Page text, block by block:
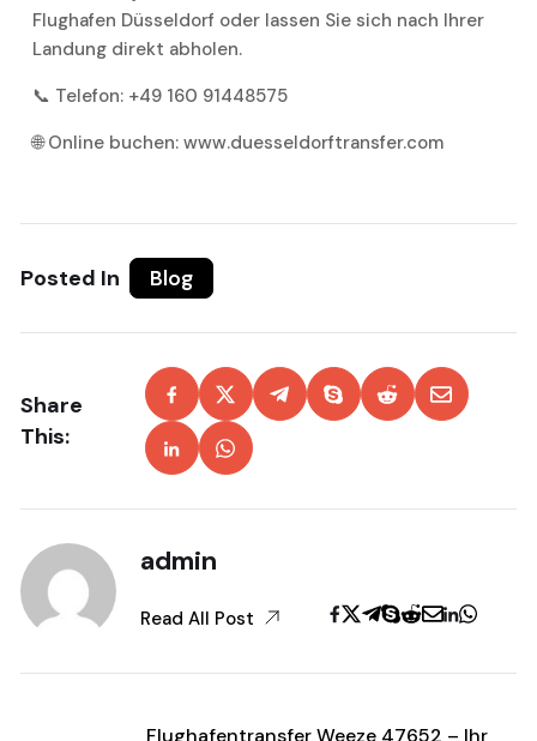
Flughafen Düsseldorf oder lassen Sie sich nach Ihrer
Landung direkt abholen.
📞 Telefon: +49 160 91448575
🌐 Online buchen: www.duesseldorftransfer.com
Posted In Blog
Share
This:
admin
Read All Post
Flughafentransfer Weeze 47652 – Ihr